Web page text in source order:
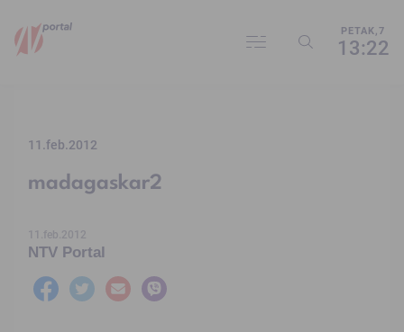
PETAK,7
13:22
11.feb.2012
madagaskar2
11.feb.2012
NTV Portal